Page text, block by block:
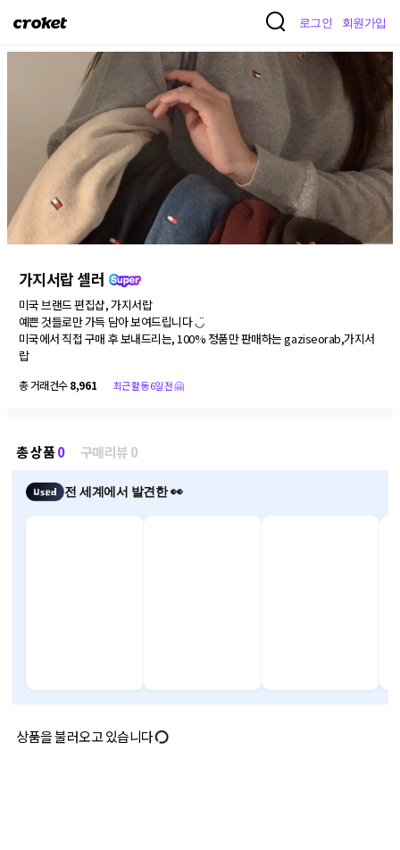
크
로그인 회원가입
가지서랍 셀러
미국 브랜드 편집샵, 가지서랍
예쁜 것들로만 가득 담아 보여드립니다 ◡̈
미국에서 직접 구매 후 보내드리는, 100% 정품만 판매하는 gaziseorab,가지서
랍
총 거래건수8,961 최근 활동 6일 전 🤗
총 상품0 구매리뷰 0
전 세계에서 발견한 👀
상품을 불러오고 있습니다